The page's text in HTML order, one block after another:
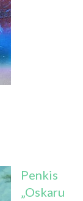
Penkis
„Oskaru